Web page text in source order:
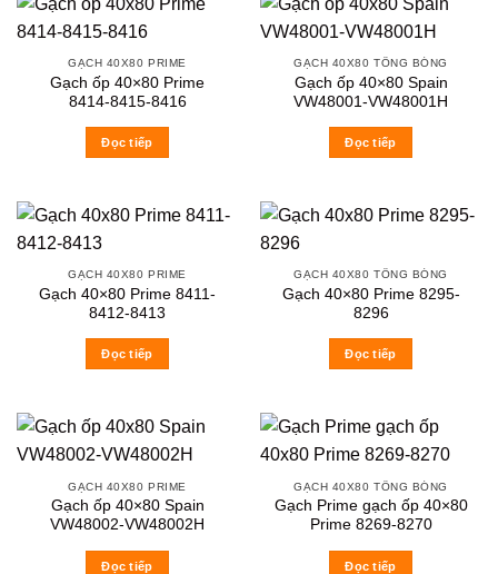
GẠCH 40X80 PRIME
Gạch ốp 40×80 Prime
8414-8415-8416
Đọc tiếp
GẠCH 40X80 TÔNG BÓNG
Gạch ốp 40×80 Spain
VW48001-VW48001H
Đọc tiếp
GẠCH 40X80 PRIME
Gạch 40×80 Prime 8411-
8412-8413
Đọc tiếp
GẠCH 40X80 TÔNG BÓNG
Gạch 40×80 Prime 8295-
8296
Đọc tiếp
GẠCH 40X80 PRIME
Gạch ốp 40×80 Spain
VW48002-VW48002H
Đọc tiếp
GẠCH 40X80 TÔNG BÓNG
Gạch Prime gạch ốp 40×80
Prime 8269-8270
Đọc tiếp